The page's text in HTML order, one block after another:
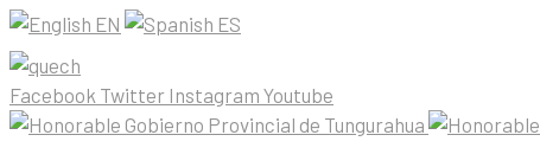
EN ES
Facebook Twitter Instagram Youtube